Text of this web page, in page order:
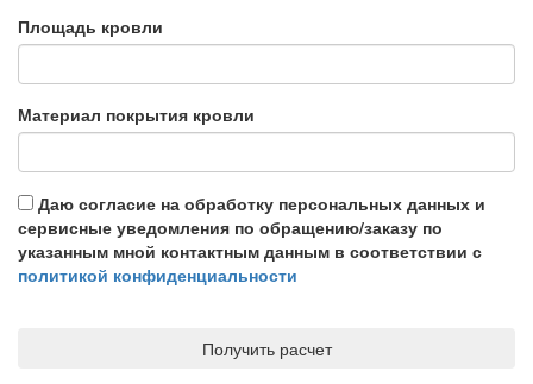
Площадь кровли
Материал покрытия кровли
Даю согласие на обработку персональных данных и
сервисные уведомления по обращению/заказу по
указанным мной контактным данным в соответствии с
политикой конфиденциальности
Получить расчет